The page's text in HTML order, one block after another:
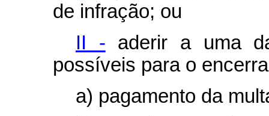
de infração; ou
II - aderir a uma
possíveis para o
a) pagamento da